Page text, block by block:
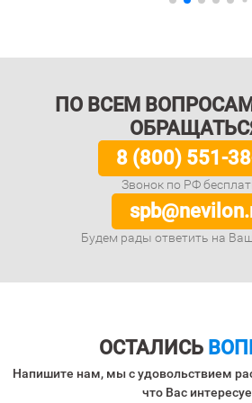
ПО ВСЕМ
8 (800) 551-
Звонок по РФ
Будем рады ответить на
ОСТАЛИСЬ
Напишите нам, мы с удовольствием
что Вас